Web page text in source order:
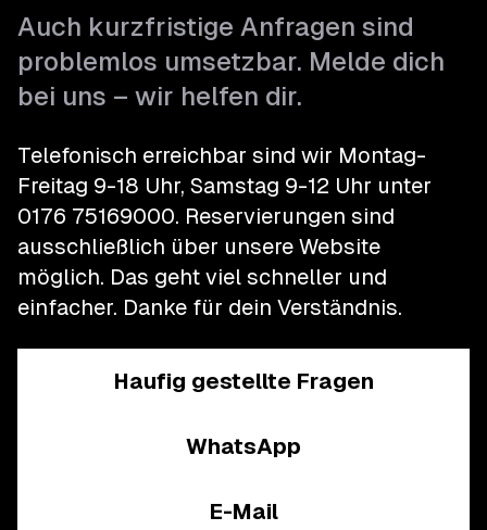
Auch kurzfristige Anfragen sind
problemlos umsetzbar. Melde dich
bei uns – wir helfen dir.
Telefonisch erreichbar sind wir Montag-
Freitag 9-18 Uhr, Samstag 9-12 Uhr unter
0176 75169000. Reservierungen sind
ausschließlich über unsere Website
möglich. Das geht viel schneller und
einfacher. Danke für dein Verständnis.
Haufig gestellte Fragen
WhatsApp
E-Mail